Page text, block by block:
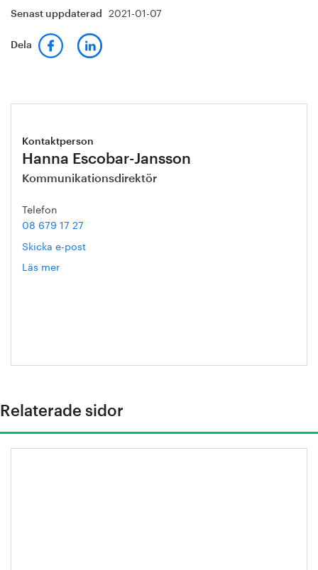
Senast uppdaterad 2021-01-07
Dela
Kontaktperson
Hanna Escobar-Jansson
Kommunikationsdirektör
Telefon
08 679 17 27
Skicka e-post
Läs mer
Relaterade sidor